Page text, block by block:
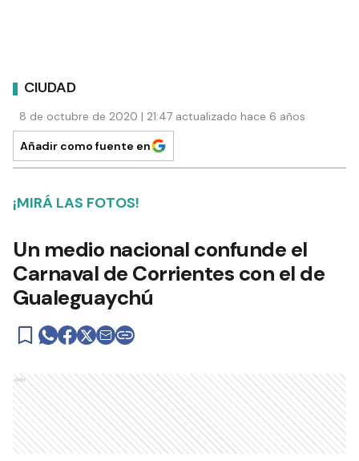
CIUDAD
8 de octubre de 2020 | 21:47 actualizado hace 6 años
Añadir como fuente en
¡MIRÁ LAS FOTOS!
Un medio nacional confunde el
Carnaval de Corrientes con el de
Gualeguaychú
Ads